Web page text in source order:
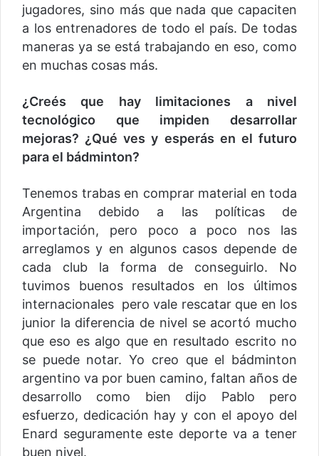
jugadores, sino más que nada que capaciten
a los entrenadores de todo el país. De todas
maneras ya se está trabajando en eso, como
en muchas cosas más.
¿Creés que hay limitaciones a nivel
tecnológico que impiden desarrollar
mejoras? ¿Qué ves y esperás en el futuro
para el bádminton?
Tenemos trabas en comprar material en toda
Argentina debido a las políticas de
importación, pero poco a poco nos las
arreglamos y en algunos casos depende de
cada club la forma de conseguirlo. No
tuvimos buenos resultados en los últimos
internacionales pero vale rescatar que en los
junior la diferencia de nivel se acortó mucho
que eso es algo que en resultado escrito no
se puede notar. Yo creo que el bádminton
argentino va por buen camino, faltan años de
desarrollo como bien dijo Pablo pero
esfuerzo, dedicación hay y con el apoyo del
Enard seguramente este deporte va a tener
buen nivel.